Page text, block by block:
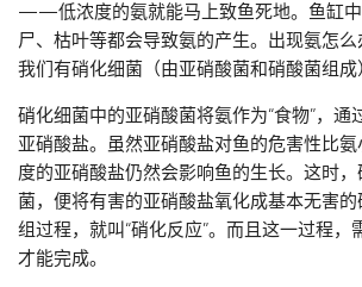
——低浓度的氨就能马上致鱼死地。鱼缸
尸、枯叶等都会导致氨的产生。出现氨怎
我们有硝化细菌（由亚硝酸菌和硝酸菌组成
硝化细菌中的亚硝酸菌将氨作为“食物”，通
亚硝酸盐。虽然亚硝酸盐对鱼的危害性比
度的亚硝酸盐仍然会影响鱼的生长。这时
菌，便将有害的亚硝酸盐氧化成基本无害
组过程，就叫“硝化反应”。而且这一过程，
才能完成。